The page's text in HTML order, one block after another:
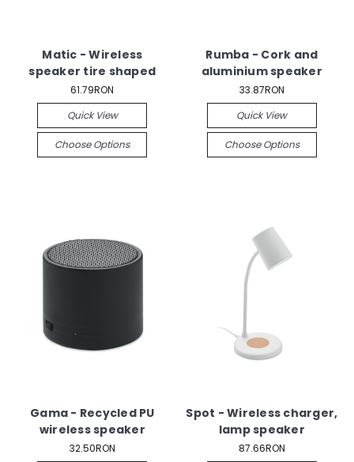
Matic - Wireless
speaker tire shaped
61.79RON
Quick View
Choose Options
Rumba - Cork and
aluminium speaker
33.87RON
Quick View
Choose Options
Gama - Recycled PU
wireless speaker
32.50RON
Spot - Wireless charger,
lamp speaker
87.66RON